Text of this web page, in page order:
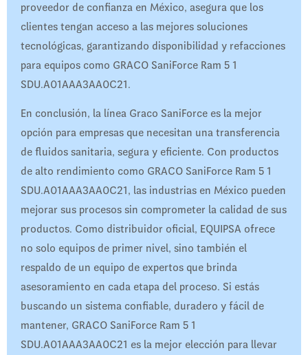
proveedor de confianza en México, asegura que los
clientes tengan acceso a las mejores soluciones
tecnológicas, garantizando disponibilidad y refacciones
para equipos como GRACO SaniForce Ram 5 1
SDU.A01AAA3AA0C21.
En conclusión, la línea Graco SaniForce es la mejor
opción para empresas que necesitan una transferencia
de fluidos sanitaria, segura y eficiente. Con productos
de alto rendimiento como GRACO SaniForce Ram 5 1
SDU.A01AAA3AA0C21, las industrias en México pueden
mejorar sus procesos sin comprometer la calidad de sus
productos. Como distribuidor oficial, EQUIPSA ofrece
no solo equipos de primer nivel, sino también el
respaldo de un equipo de expertos que brinda
asesoramiento en cada etapa del proceso. Si estás
buscando un sistema confiable, duradero y fácil de
mantener, GRACO SaniForce Ram 5 1
SDU.A01AAA3AA0C21 es la mejor elección para llevar